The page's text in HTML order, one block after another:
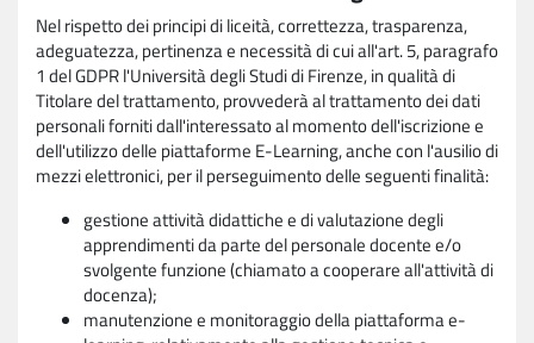
Nel rispetto dei principi di liceità, correttezza, trasparenza,
adeguatezza, pertinenza e necessità di cui all'art. 5, paragrafo
1 del GDPR l'Università degli Studi di Firenze, in qualità di
Titolare del trattamento, provvederà al trattamento dei dati
personali forniti dall'interessato al momento dell'iscrizione e
dell'utilizzo delle piattaforme E-Learning, anche con l'ausilio di
mezzi elettronici, per il perseguimento delle seguenti finalità:
gestione attività didattiche e di valutazione degli
apprendimenti da parte del personale docente e/o
svolgente funzione (chiamato a cooperare all'attività di
docenza);
manutenzione e monitoraggio della piattaforma e-